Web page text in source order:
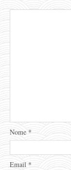
Nome *
Email *